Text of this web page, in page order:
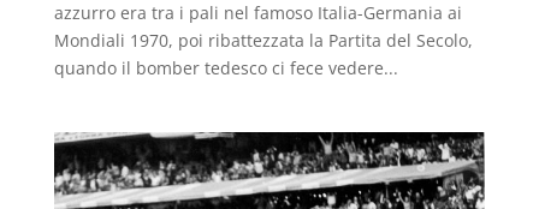
azzurro era tra i pali nel famoso Italia-Germania ai
Mondiali 1970, poi ribattezzata la Partita del Secolo,
quando il bomber tedesco ci fece vedere...